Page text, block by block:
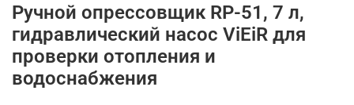
Ручной опрессовщик RP-51, 7 л,
гидравлический насос ViEiR для
проверки отопления и
водоснабжения